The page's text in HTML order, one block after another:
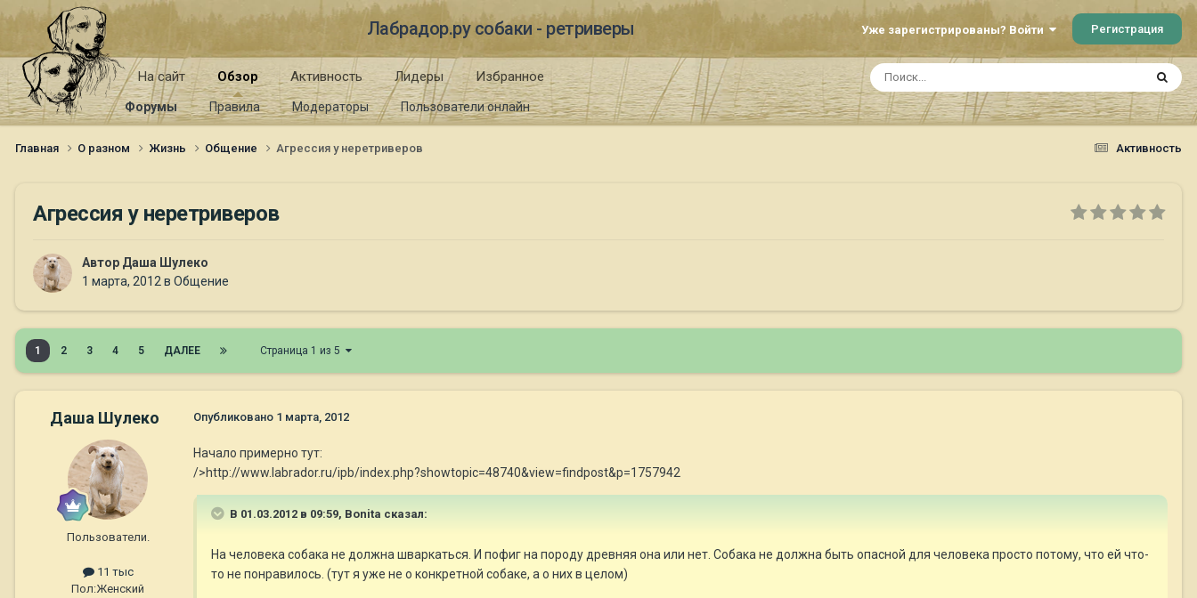
Лабрадор.ру собаки - ретриверы Уже зарегистрированы? Войти Регистрация
На сайт Обзор
Форумы Правила Модераторы Пользователи онлайн
Активность Лидеры Избранное
Активность
Главная О разном Жизнь Общение Агрессия у неретриверов
Агрессия у неретриверов
Автор Даша Шулеко
1 марта, 2012 в Общение
1 2 3 4 5 ДАЛЕЕ Страница 1 из 5
Даша Шулеко
Пользователи.
11 тыс
Пол:Женский
Опубликовано 1 марта, 2012
Начало примерно тут:
/>http://www.labrador.ru/ipb/index.php?showtopic=48740&view=findpost&p=1757942
В 01.03.2012 в 09:59, Bonita сказал:
На человека собака не должна шваркаться. И пофиг на породу древняя она или нет. Собака не должна быть опасной для человека просто потому, что ей что-
то не понравилось. (тут я уже не о конкретной собаке, а о них в целом)